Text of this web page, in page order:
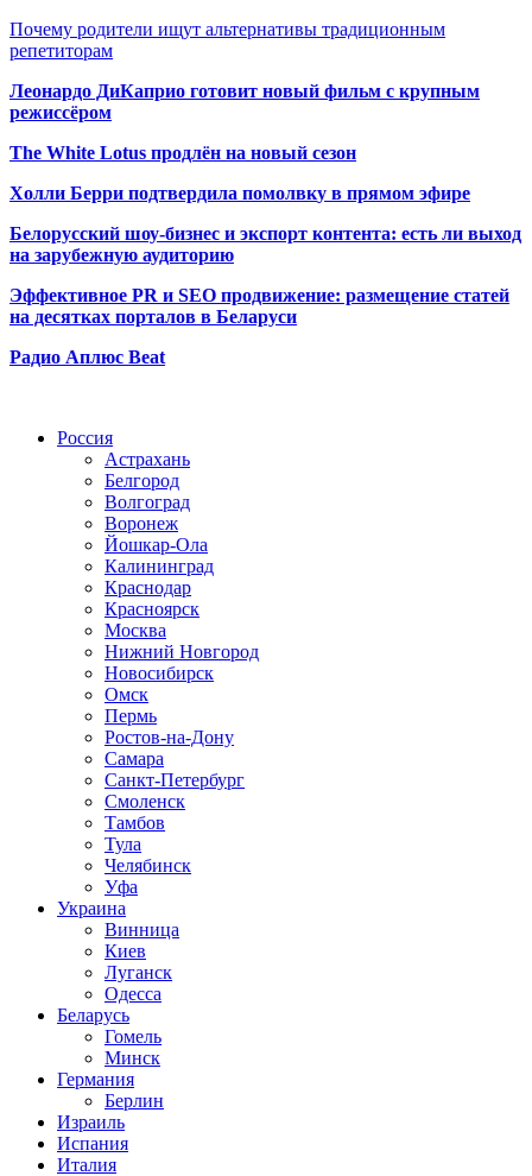
Почему родители ищут альтернативы традиционным
репетиторам
Леонардо ДиКаприо готовит новый фильм с крупным
режиссёром
The White Lotus продлён на новый сезон
Холли Берри подтвердила помолвку в прямом эфире
Белорусский шоу-бизнес и экспорт контента: есть ли выход
на зарубежную аудиторию
Эффективное PR и SEO продвижение: размещение статей
на десятках порталов в Беларуси
Радио Аплюс Beat
Россия
Астрахань
Белгород
Волгоград
Воронеж
Йошкар-Ола
Калининград
Краснодар
Красноярск
Москва
Нижний Новгород
Новосибирск
Омск
Пермь
Ростов-на-Дону
Самара
Санкт-Петербург
Смоленск
Тамбов
Тула
Челябинск
Уфа
Украина
Винница
Киев
Луганск
Одесса
Беларусь
Гомель
Минск
Германия
Берлин
Израиль
Испания
Италия